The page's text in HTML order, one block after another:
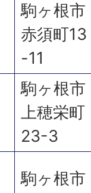
駒ヶ根市
赤須町13
-11
駒ヶ根市
上穂栄町
23-3
駒ヶ根市